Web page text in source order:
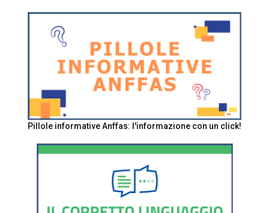
Pillole informative Anffas: l'informazione con un click!